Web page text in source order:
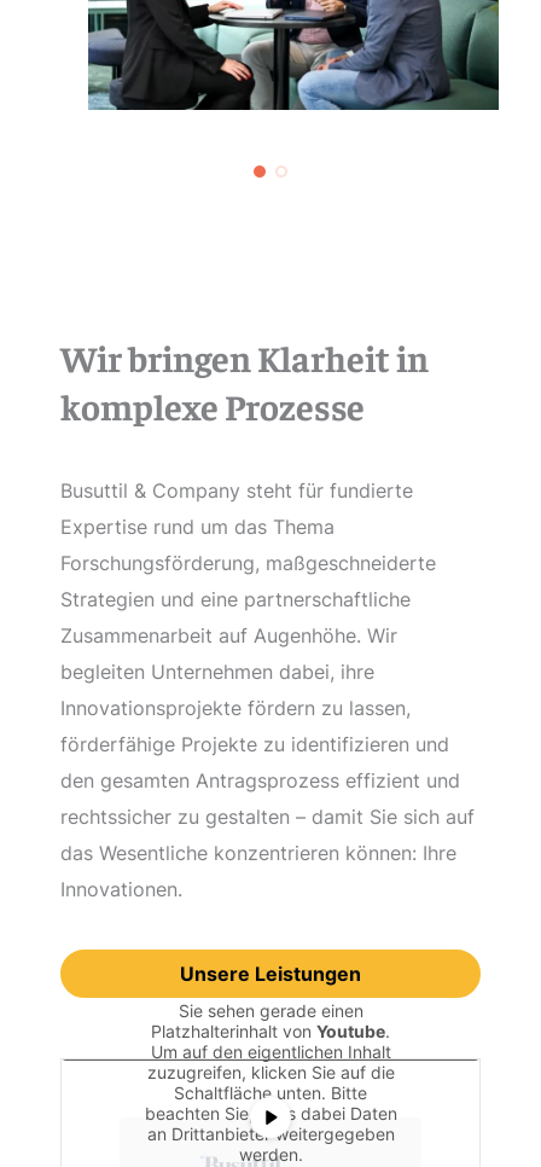
Wir bringen Klarheit in
komplexe Prozesse
Busuttil & Company steht für fundierte
Expertise rund um das Thema
Forschungsförderung, maßgeschneiderte
Strategien und eine partnerschaftliche
Zusammenarbeit auf Augenhöhe. Wir
begleiten Unternehmen dabei, ihre
Innovationsprojekte fördern zu lassen,
förderfähige Projekte zu identifizieren und
den gesamten Antragsprozess effizient und
rechtssicher zu gestalten – damit Sie sich auf
das Wesentliche konzentrieren können: Ihre
Innovationen.
Unsere Leistungen
Sie sehen gerade einen
Platzhalterinhalt von Youtube.
Um auf den eigentlichen Inhalt
zuzugreifen, klicken Sie auf die
Schaltfläche unten. Bitte
beachten Sie, dass dabei Daten
an Drittanbieter weitergegeben
werden.